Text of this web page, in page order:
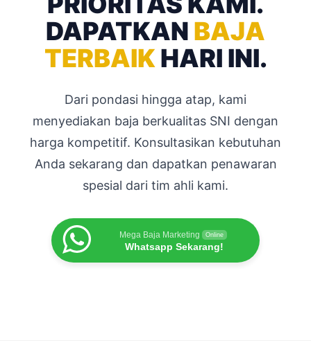
DAPATKAN BAJA
TERBAIKHARI INI.
Dari pondasi hingga atap, kami
menyediakan baja berkualitas SNI dengan
harga kompetitif. Konsultasikan kebutuhan
Anda sekarang dan dapatkan penawaran
spesial dari tim ahli kami.
Mega Baja Marketing Online
Whatsapp Sekarang!